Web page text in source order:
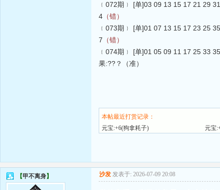
﹛072期﹜ [单]03 09 13 15 17 21 29
4 （错）
﹛073期﹜ [单]01 07 13 15 17 23 25
7 （错）
﹛074期﹜ [单]01 05 09 11 17 25 33
果:??？（准）
本帖最近打赏记录：
元宝:+6(狗拿耗子)
元宝
【甲不离身】 沙发 发表于: 2026-07-09 20:08